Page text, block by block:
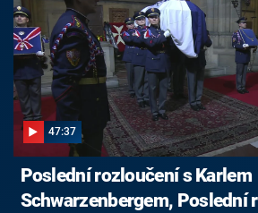
47:37
Poslední rozloučení s Karlem
Schwarzenbergem, Poslední